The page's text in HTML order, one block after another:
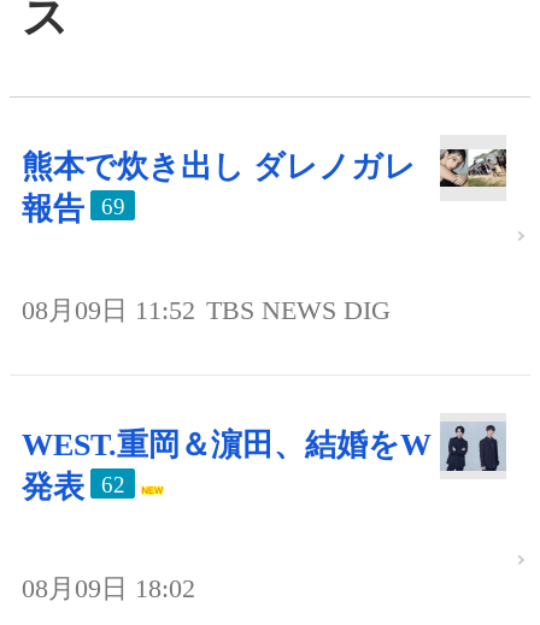
ス
熊本で炊き出し ダレノガレ
報告
69
08月09日 11:52 TBS NEWS DIG
WEST.重岡＆濵田、結婚をW
発表
62
08月09日 18:02